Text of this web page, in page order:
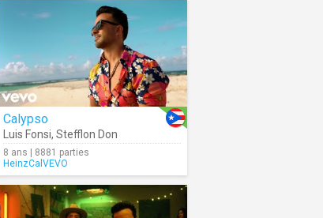
Calypso
Luis Fonsi, Stefflon Don
8 ans | 8881 parties
HeinzCalVEVO